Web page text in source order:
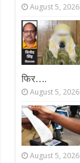
August 5, 2026
फिर….
August 5, 2026
August 5, 2026